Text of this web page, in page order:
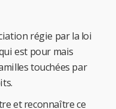
régie par la loi
est pour mais
touchées par
et reconnaître ce